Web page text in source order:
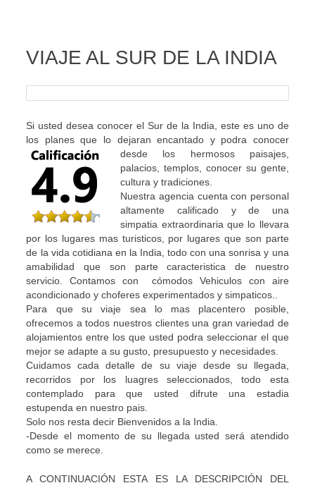
VIAJE AL SUR DE LA INDIA
Si usted desea conocer el Sur de la India, este es uno de
los planes que lo dejaran encantado y podra conocer
desde los hermosos paisajes,
palacios, templos, conocer su gente,
cultura y tradiciones.
Nuestra agencia cuenta con personal
altamente calificado y de una
simpatia extraordinaria que lo llevara
por los lugares mas turisticos, por lugares que son parte
de la vida cotidiana en la India, todo con una sonrisa y una
amabilidad que son parte caracteristica de nuestro
servicio. Contamos con cómodos Vehiculos con aire
acondicionado y choferes experimentados y simpaticos..
Para que su viaje sea lo mas placentero posible,
ofrecemos a todos nuestros clientes una gran variedad de
alojamientos entre los que usted podra seleccionar el que
mejor se adapte a su gusto, presupuesto y necesidades.
Cuidamos cada detalle de su viaje desde su llegada,
recorridos por los luagres seleccionados, todo esta
contemplado para que usted difrute una estadia
estupenda en nuestro pais.
Solo nos resta decir Bienvenidos a la India.
-Desde el momento de su llegada usted será atendido
como se merece.
A CONTINUACIÓN ESTA ES LA DESCRIPCIÓN DEL